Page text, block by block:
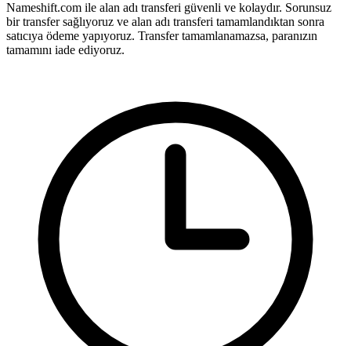
Nameshift.com ile alan adı transferi güvenli ve kolaydır. Sorunsuz
bir transfer sağlıyoruz ve alan adı transferi tamamlandıktan sonra
satıcıya ödeme yapıyoruz. Transfer tamamlanamazsa, paranızın
tamamını iade ediyoruz.